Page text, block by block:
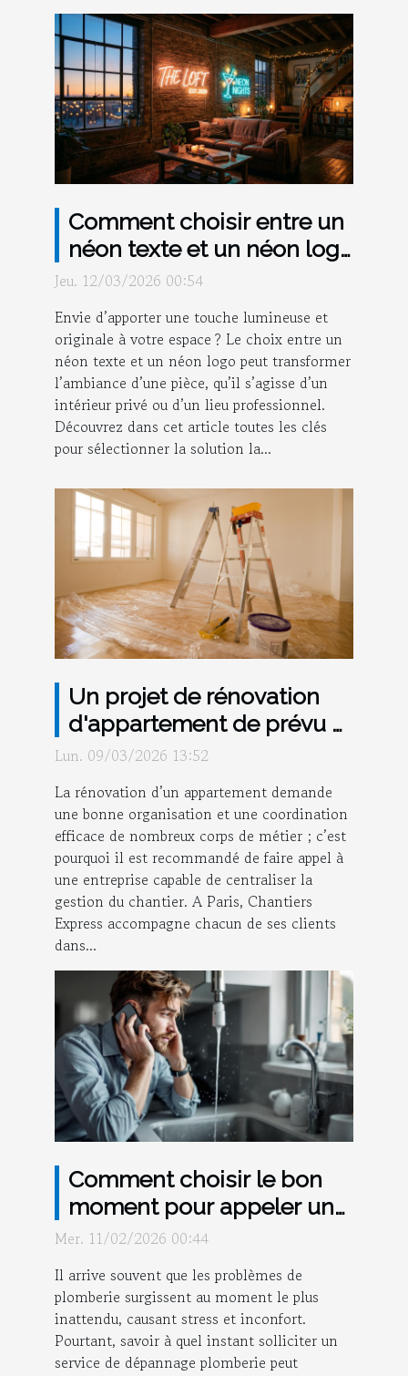
Comment choisir entre un
néon texte et un néon logo
pour votre espace ?
Jeu. 12/03/2026 00:54
Envie d’apporter une touche lumineuse et
originale à votre espace ? Le choix entre un
néon texte et un néon logo peut transformer
l’ambiance d’une pièce, qu’il s’agisse d’un
intérieur privé ou d’un lieu professionnel.
Découvrez dans cet article toutes les clés
pour sélectionner la solution la...
Un projet de rénovation
d'appartement de prévu à
Paris ? Misez sur la
sérénité avec l’expertise
de Chantiers Express !
Lun. 09/03/2026 13:52
La rénovation d’un appartement demande
une bonne organisation et une coordination
efficace de nombreux corps de métier ; c’est
pourquoi il est recommandé de faire appel à
une entreprise capable de centraliser la
gestion du chantier. A Paris, Chantiers
Express accompagne chacun de ses clients
dans...
Comment choisir le bon
moment pour appeler un
service de dépannage
Mer. 11/02/2026 00:44
Il arrive souvent que les problèmes de
plomberie surgissent au moment le plus
inattendu, causant stress et inconfort.
Pourtant, savoir à quel instant solliciter un
service de dépannage plomberie peut